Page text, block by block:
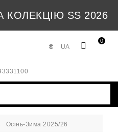
КОЛЕКЦІЮ SS 2026
0
UA
₴
Осінь-Зима 2025/26